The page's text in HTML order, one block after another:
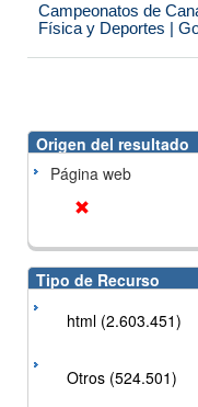
Campeonatos de
Física y Deportes |
Origen del resultado
Página web
Tipo de Recurso
html (2.603.451)
Otros (524.501)